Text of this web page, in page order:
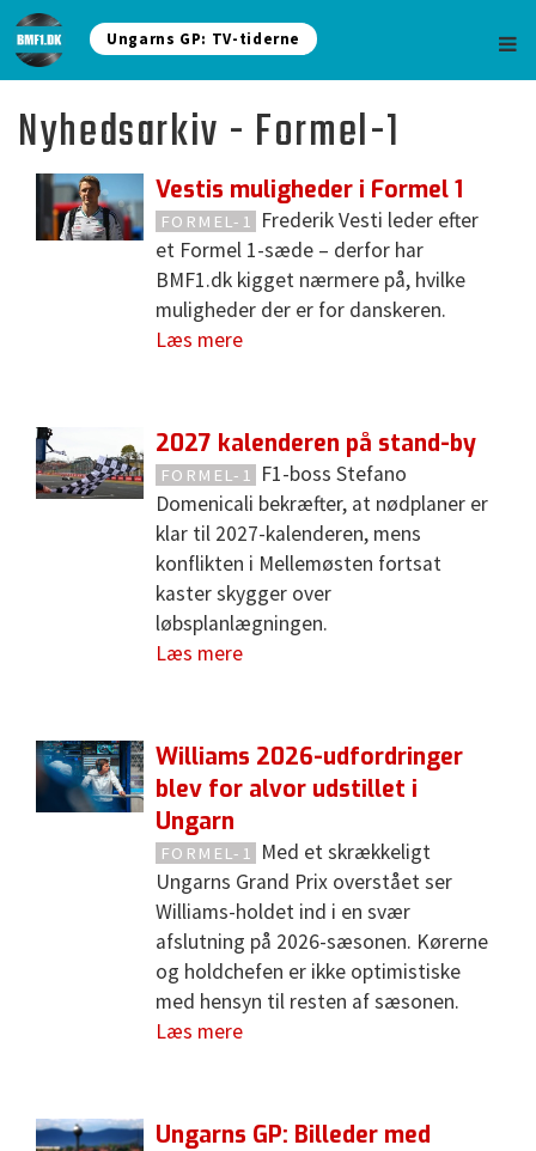
Ungarns GP: TV-tiderne
Nyhedsarkiv - Formel-1
Vestis muligheder i Formel 1
FORMEL-1
Frederik Vesti leder efter
et Formel 1-sæde – derfor har
BMF1.dk kigget nærmere på, hvilke
muligheder der er for danskeren.
Læs mere
2027 kalenderen på stand-by
FORMEL-1
F1-boss Stefano
Domenicali bekræfter, at nødplaner er
klar til 2027-kalenderen, mens
konflikten i Mellemøsten fortsat
kaster skygger over
løbsplanlægningen.
Læs mere
Williams 2026-udfordringer
blev for alvor udstillet i
Ungarn
FORMEL-1
Med et skrækkeligt
Ungarns Grand Prix overstået ser
Williams-holdet ind i en svær
afslutning på 2026-sæsonen. Kørerne
og holdchefen er ikke optimistiske
med hensyn til resten af sæsonen.
Læs mere
Ungarns GP: Billeder med